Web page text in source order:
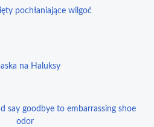
pochłaniające wilgoć
na Haluksy